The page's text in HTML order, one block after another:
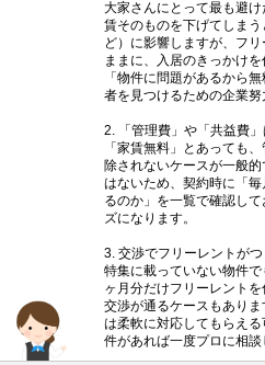
大家さんにとって最も避
賃そのものを下げてしま
ど）に影響しますが、フ
ままに、入居のきっかけ
「物件に問題があるから
者を見つけるための企業努
2. 「管理費」や「共益費
「家賃無料」とあっても
除されないケースが一般
はないため、契約時に「
るのか」を一覧で確認し
ズになります。
3. 交渉でフリーレントがつ
特集に載っていない物件
ヶ月分だけフリーレント
交渉が通るケースもあり
は柔軟に対応してもらえ
件があれば一度プロに相談